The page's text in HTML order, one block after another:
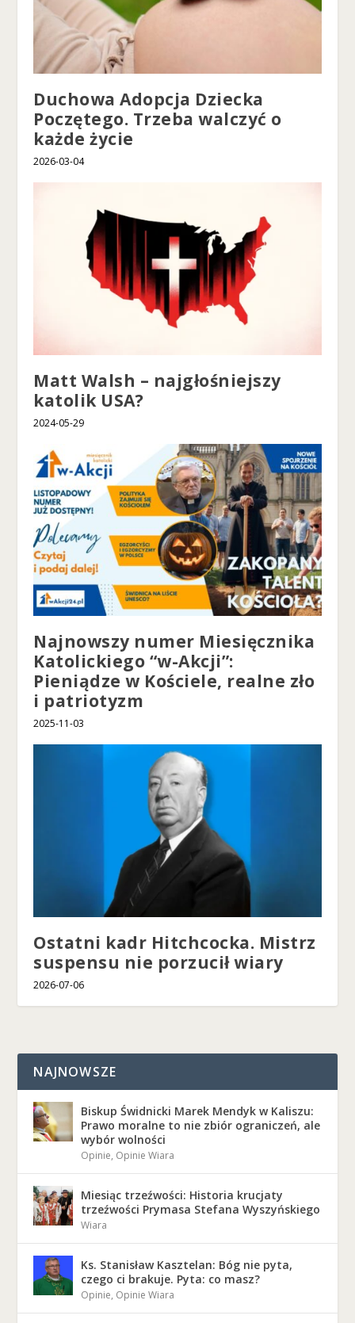
Duchowa Adopcja Dziecka
Poczętego. Trzeba walczyć o
każde życie
2026-03-04
Matt Walsh – najgłośniejszy
katolik USA?
2024-05-29
Najnowszy numer Miesięcznika
Katolickiego “w-Akcji”:
Pieniądze w Kościele, realne zło
i patriotyzm
2025-11-03
Ostatni kadr Hitchcocka. Mistrz
suspensu nie porzucił wiary
2026-07-06
NAJNOWSZE
Biskup Świdnicki Marek Mendyk w Kaliszu:
Prawo moralne to nie zbiór ograniczeń, ale
wybór wolności
Opinie, Opinie Wiara
Miesiąc trzeźwości: Historia krucjaty
trzeźwości Prymasa Stefana Wyszyńskiego
Wiara
Ks. Stanisław Kasztelan: Bóg nie pyta,
czego ci brakuje. Pyta: co masz?
Opinie, Opinie Wiara